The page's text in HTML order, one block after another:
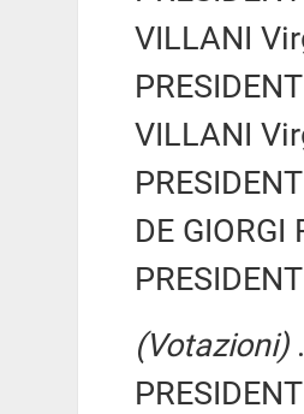
VILLANI
VILLANI
DE
(Votazioni)